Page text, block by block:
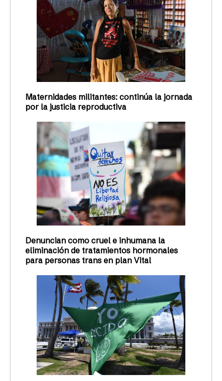
Maternidades militantes: continúa la jornada
por la justicia reproductiva
Denuncian como cruel e inhumana la
eliminación de tratamientos hormonales
para personas trans en plan Vital